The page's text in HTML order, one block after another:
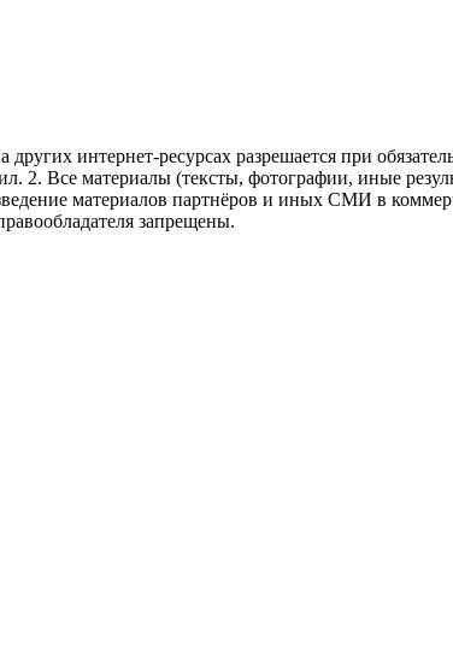
интернет-ресурсах разрешается при
2. Все материалы (тексты, фотографии, иные
материалов партнёров и иных СМИ в
запрещены.